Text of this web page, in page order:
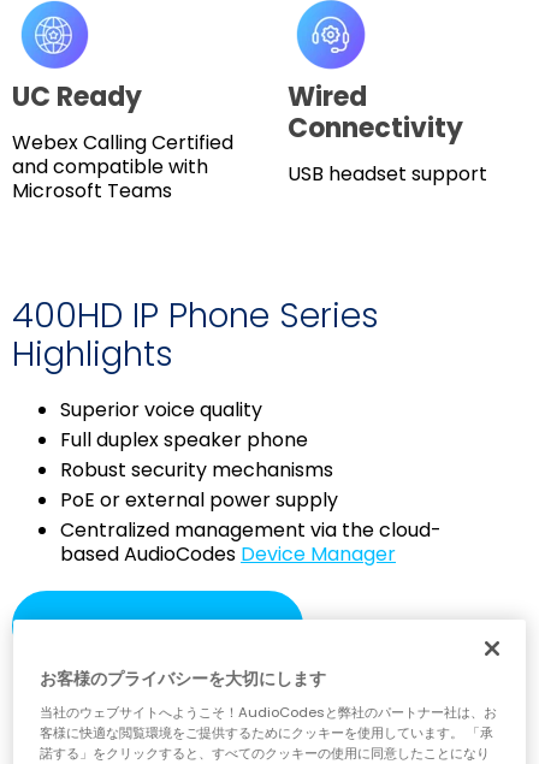
UC Ready
Webex Calling Certified
and compatible with
Microsoft Teams
Wired
Connectivity
USB headset support
400HD IP Phone Series
Highlights
Superior voice quality
Full duplex speaker phone
Robust security mechanisms
PoE or external power supply
Centralized management via the cloud-
based AudioCodes Device Manager
DOWNLOAD BROCHURE
お客様のプライバシーを大切にします
当社のウェブサイトへようこそ！AudioCodesと弊社のパートナー社は、お
客様に快適な閲覧環境をご提供するためにクッキーを使用しています。 「承
諾する」をクリックすると、すべてのクッキーの使用に同意したことになり